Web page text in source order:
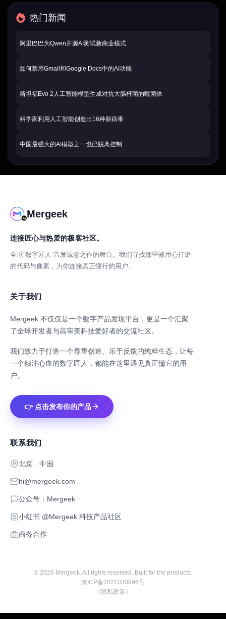
热门新闻
阿里巴巴为Qwen开源AI测试新商业模式
如何禁用Gmail和Google Docs中的AI功能
斯坦福Evo 2人工智能模型生成对抗大肠杆菌的噬菌体
科学家利用人工智能创造出16种新病毒
中国最强大的AI模型之一也已脱离控制
Mergeek
连接匠心与热爱的极客社区。
全球“数字匠人”首发诚意之作的舞台。我们寻找那些被用心打磨
的代码与像素，为你连接真正懂行的用户。
关于我们
Mergeek 不仅仅是一个数字产品发现平台，更是一个汇聚
了全球开发者与高审美科技爱好者的交流社区。
我们致力于打造一个尊重创造、乐于反馈的纯粹生态，让每
一个倾注心血的数字匠人，都能在这里遇见真正懂它的用
户。
👉 点击发布你的产品
联系我们
北京 · 中国
hi@mergeek.com
公众号：Mergeek
小红书 @Mergeek 科技产品社区
商务合作
© 2026 Mergeek. All rights reserved. Built for the products.
京ICP备2021030996号
《隐私政策》